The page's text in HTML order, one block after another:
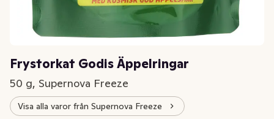
Frystorkat Godis Äppelringar
50 g, Supernova Freeze
Visa alla varor från Supernova Freeze